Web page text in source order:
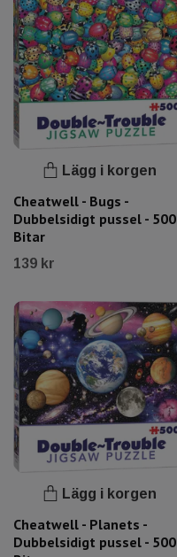
Lägg i korgen
Cheatwell - Bugs -
Dubbelsidigt pussel - 500
Bitar
139 kr
Lägg i korgen
Cheatwell - Planets -
Dubbelsidigt pussel - 500